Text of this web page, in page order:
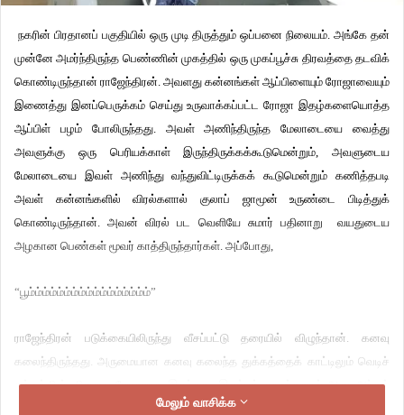
நகரின் பிரதானப் பகுதியில் ஒரு முடி திருத்தும் ஒப்பனை நிலையம். அங்கே தன்
முன்னே அமர்ந்திருந்த பெண்ணின் முகத்தில் ஒரு முகப்பூச்சு திரவத்தை தடவிக்
கொண்டிருந்தான் ராஜேந்திரன். அவளது கன்னங்கள் ஆப்பிளையும் ரோஜாவையும்
இணைத்து இனப்பெருக்கம் செய்து உருவாக்கப்பட்ட ரோஜா இதழ்களையொத்த
ஆப்பிள் பழம் போலிருந்தது. அவள் அணிந்திருந்த மேலாடையை வைத்து
அவளுக்கு ஒரு பெரியக்காள் இருந்திருக்கக்கூடுமென்றும், அவளுடைய
மேலாடையை இவள் அணிந்து வந்துவிட்டிருக்கக் கூடுமென்றும் கணித்தபடி
அவள் கன்னங்களில் விரல்களால் குலாப் ஜாமூன் உருண்டை பிடித்துக்
கொண்டிருந்தான். அவன் விரல் பட வெளியே சுமார் பதினாறு வயதுடைய
அழகான பெண்கள் மூவர் காத்திருந்தார்கள். அப்போது,
“பூம்ம்ம்ம்ம்ம்ம்ம்ம்ம்ம்ம்ம்ம்ம்ம்ம்”
ராஜேந்திரன் படுக்கையிலிருந்து வீசப்பட்டு தரையில் விழுந்தான். கனவு
கலைந்திருந்தது. அருமையான கனவு கலைந்த துக்கத்தைக் காட்டிலும் வெடிச்
சத்தத்தின் விளைவு மோசமாக இருந்தது. இரும்புத் தூண்களால் ஆன அந்தக்
கட்டிடம் முழுமையாக மொத்தமாக அதிர்ந்தது. அத்தனை அதிர்வு அந்தக்
மேலும் வாசிக்க